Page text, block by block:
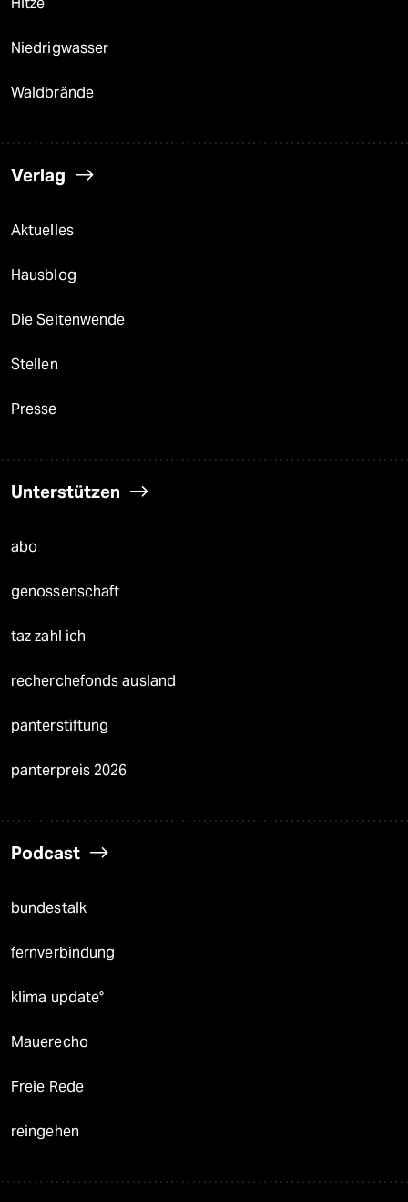
Niedrigwasser
Waldbrände
Verlag
Aktuelles
Hausblog
Die Seitenwende
Stellen
Presse
Unterstützen
abo
genossenschaft
taz zahl ich
recherchefonds ausland
panterstiftung
panterpreis 2026
Podcast
bundestalk
fernverbindung
klima update°
Mauerecho
Freie Rede
reingehen